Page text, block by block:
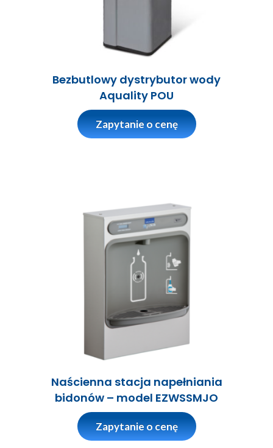
Bezbutlowy dystrybutor wody
Aquality POU
Zapytanie o cenę
Naścienna stacja napełniania
bidonów – model EZWSSMJO
Zapytanie o cenę